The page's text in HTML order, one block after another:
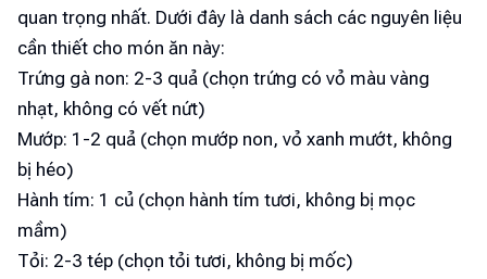
quan trọng nhất. Dưới đây là danh sách các nguyên liệu
cần thiết cho món ăn này:
Trứng gà non: 2-3 quả (chọn trứng có vỏ màu vàng
nhạt, không có vết nứt)
Mướp: 1-2 quả (chọn mướp non, vỏ xanh mướt, không
bị héo)
Hành tím: 1 củ (chọn hành tím tươi, không bị mọc
mầm)
Tỏi: 2-3 tép (chọn tỏi tươi, không bị mốc)